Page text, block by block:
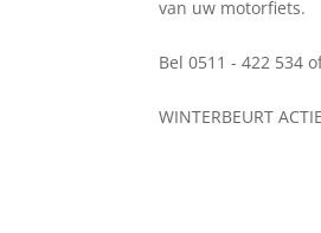
van uw motorfiets.
Bel 0511 - 422 534
WINTERBEURT
Halen en
Motoren